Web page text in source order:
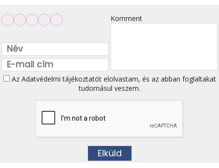
Komment
Az Adatvédelmi tájékoztatótelolvastam, és az abban foglaltakat
tudomásul veszem.